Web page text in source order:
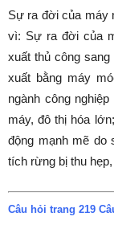
Sự ra đời của máy
vì: Sự ra đời của
xuất thủ công
xuất bằng máy
ngành công
máy, đô thị hóa
động mạnh mẽ do
tích rừng bị thu
Câu hỏi trang 219